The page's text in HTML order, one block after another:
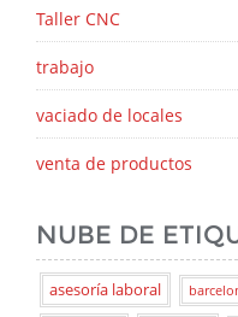
Taller CNC
trabajo
vaciado de locales
venta de productos
NUBE DE
asesoría laboral